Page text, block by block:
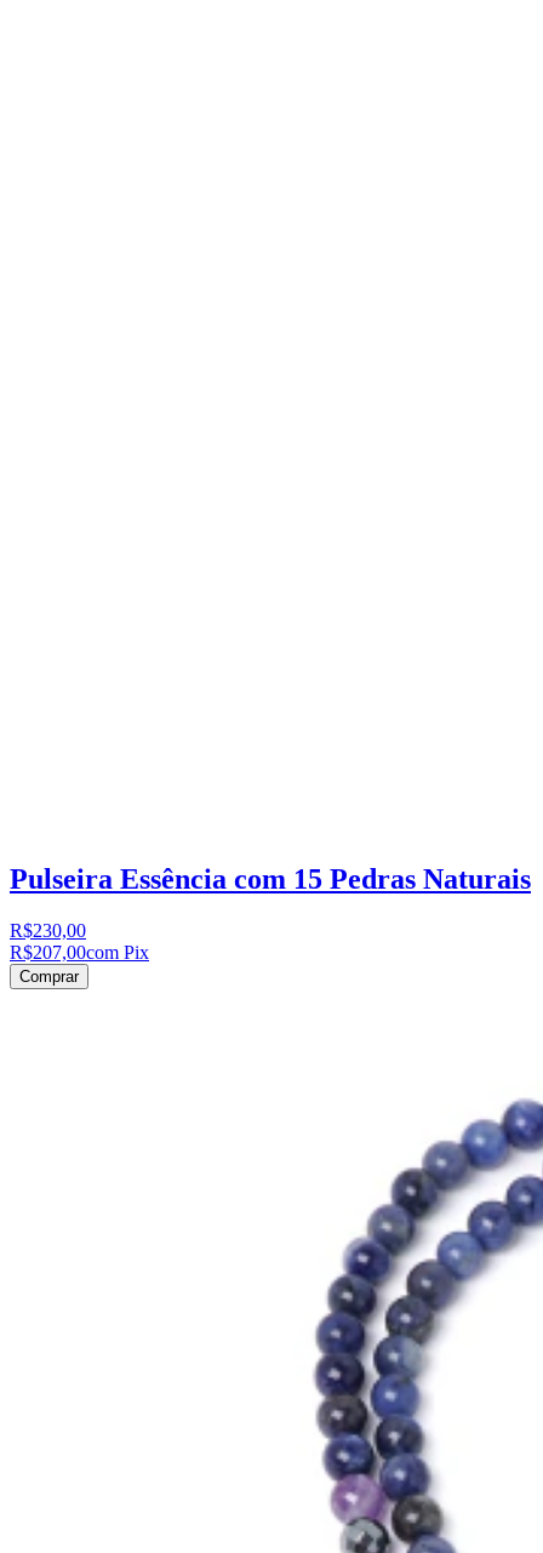
Pulseira Essência com 15 Pedras Naturais
R$230,00
R$207,00com Pix
Comprar